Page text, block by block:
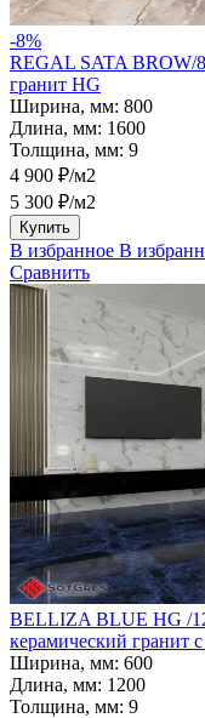
-8%
REGAL SATA BROW/
гранит HG
Ширина, мм: 800
Длина, мм: 1600
Толщина, мм: 9
4 900 ₽/м2
5 300 ₽/м2
Купить
В избранное В
Сравнить
BELLIZA BLUE HG /
керамический гранит
Ширина, мм: 600
Длина, мм: 1200
Толщина, мм: 9